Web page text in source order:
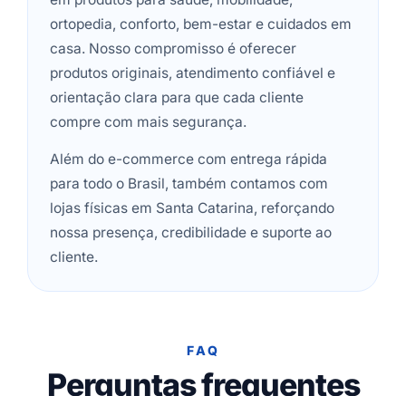
ortopedia, conforto, bem-estar e cuidados em
casa. Nosso compromisso é oferecer
produtos originais, atendimento confiável e
orientação clara para que cada cliente
compre com mais segurança.
Além do e-commerce com entrega rápida
para todo o Brasil, também contamos com
lojas físicas em Santa Catarina, reforçando
nossa presença, credibilidade e suporte ao
cliente.
FAQ
Perguntas frequentes